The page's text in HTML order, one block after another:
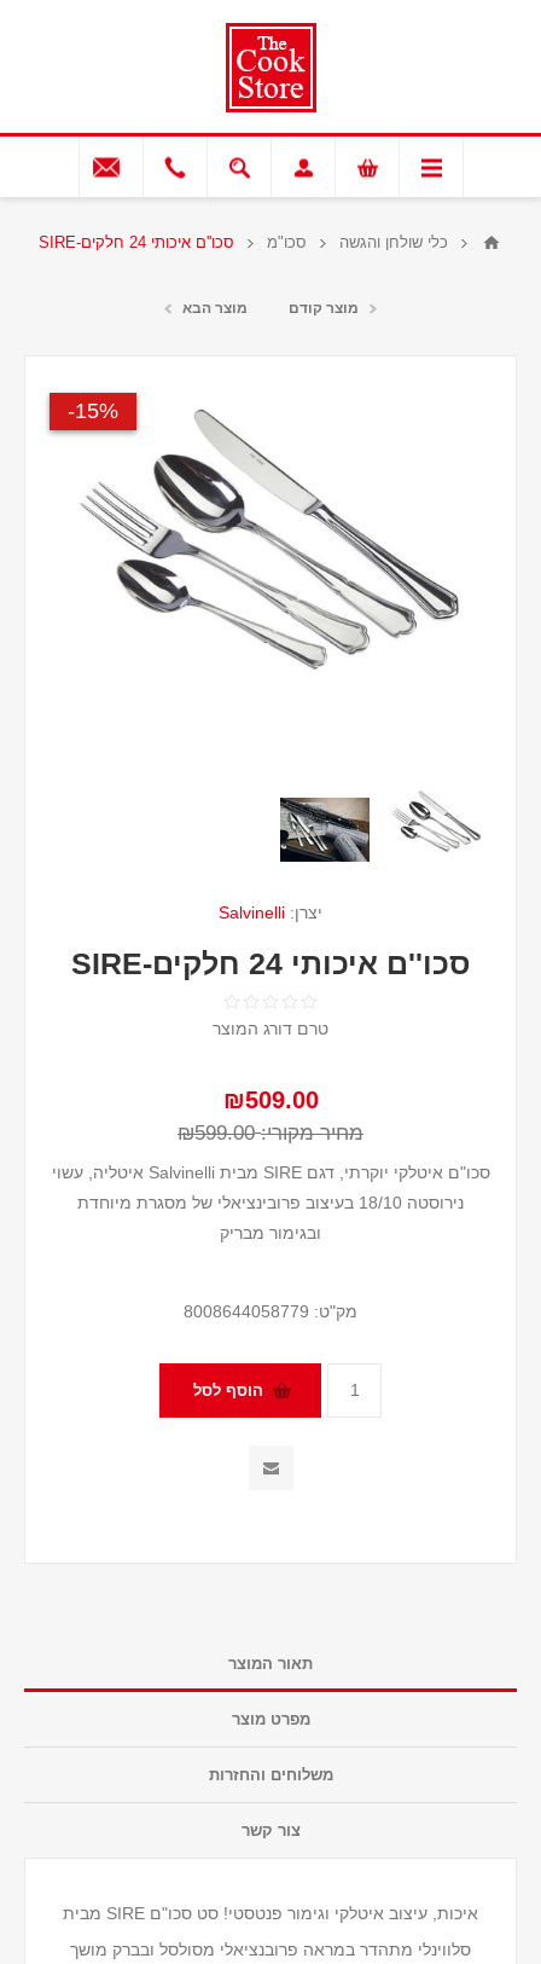
כלי שולחן והגשה סכו"מ סכו''ם איכותי 24 חלקים-SIRE
מוצר קודם מוצר הבא
15%-
יצרן: Salvinelli
סכו''ם איכותי 24 חלקים-SIRE
טרם דורג המוצר
₪509.00
מחיר מקורי: ₪599.00
סכו"ם איטלקי יוקרתי, דגם SIRE מבית Salvinelli איטליה, עשוי
נירוסטה 18/10 בעיצוב פרובינציאלי של מסגרת מיוחדת
ובגימור מבריק
מק"ט: 8008644058779
תאור המוצר
מפרט מוצר
משלוחים והחזרות
צור קשר
איכות, עיצוב איטלקי וגימור פנטסטי! סט סכו"ם SIRE מבית
סלווינלי מתהדר במראה פרובנציאלי מסולסל ובברק מושך